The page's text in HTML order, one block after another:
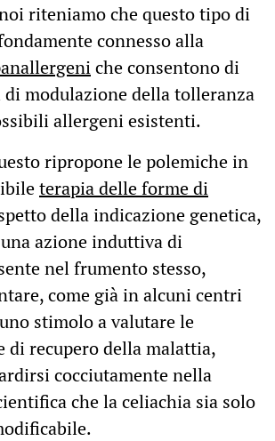
riteniamo che questo tipo di
connesso alla
che consentono di
modulazione della tolleranza
allergeni esistenti.
ripropone le polemiche in
terapia delle forme di
della indicazione genetica,
azione induttiva di
nel frumento stesso,
come già in alcuni centri
stimolo a valutare le
di recupero della malattia,
cocciutamente nella
che la celiachia sia solo